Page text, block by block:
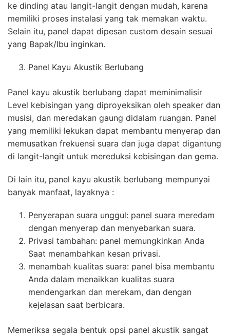
ke dinding atau langit-langit dengan mudah, karena
memiliki proses instalasi yang tak memakan waktu.
Selain itu, panel dapat dipesan custom desain sesuai
yang Bapak/Ibu inginkan.
Panel Kayu Akustik Berlubang
Panel kayu akustik berlubang dapat meminimalisir
Level kebisingan yang diproyeksikan oleh speaker dan
musisi, dan meredakan gaung didalam ruangan. Panel
yang memiliki lekukan dapat membantu menyerap dan
memusatkan frekuensi suara dan juga dapat digantung
di langit-langit untuk mereduksi kebisingan dan gema.
Di lain itu, panel kayu akustik berlubang mempunyai
banyak manfaat, layaknya :
Penyerapan suara unggul: panel suara meredam
dengan menyerap dan menyebarkan suara.
Privasi tambahan: panel memungkinkan Anda
Saat menambahkan kesan privasi.
menambah kualitas suara: panel bisa membantu
Anda dalam menaikkan kualitas suara
mendengarkan dan merekam, dan dengan
kejelasan saat berbicara.
Memeriksa segala bentuk opsi panel akustik sangat